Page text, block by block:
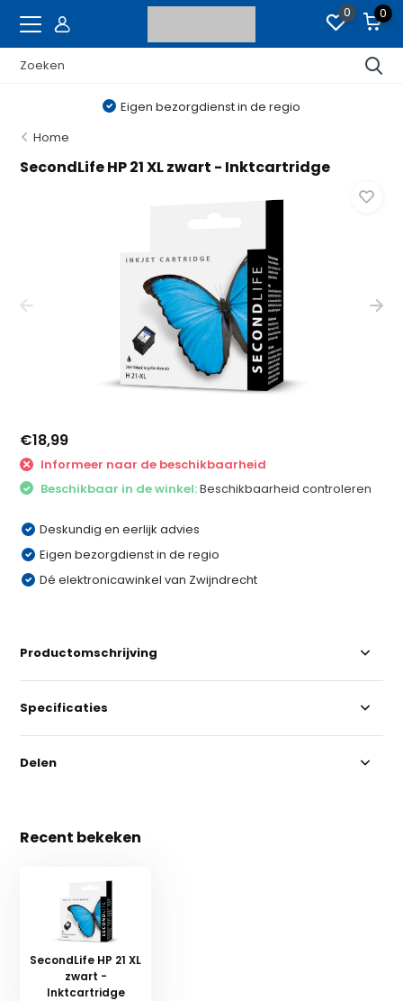
0 0
Eigen bezorgdienst in de regio
Home
SecondLife HP 21 XL zwart - Inktcartridge
€18,99
Informeer naar de beschikbaarheid
Beschikbaar in de winkel:Beschikbaarheid controleren
Deskundig en eerlijk advies
Eigen bezorgdienst in de regio
Dé elektronicawinkel van Zwijndrecht
Productomschrijving
Specificaties
Delen
Recent bekeken
SecondLife HP 21 XL
zwart -
Inktcartridge